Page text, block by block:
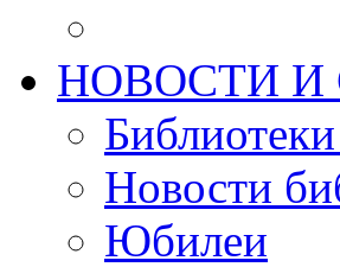
НОВОСТИ И
Новости
Юбилеи